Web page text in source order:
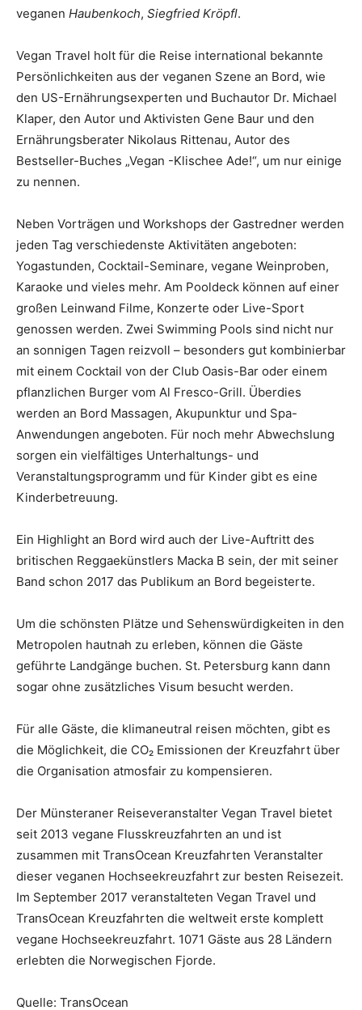
veganen Haubenkoch, Siegfried Kröpfl.
Vegan Travel holt für die Reise international bekannte
Persönlichkeiten aus der veganen Szene an Bord, wie
den US-Ernährungsexperten und Buchautor Dr. Michael
Klaper, den Autor und Aktivisten Gene Baur und den
Ernährungsberater Nikolaus Rittenau, Autor des
Bestseller-Buches „Vegan -Klischee Ade!“, um nur einige
zu nennen.
Neben Vorträgen und Workshops der Gastredner werden
jeden Tag verschiedenste Aktivitäten angeboten:
Yogastunden, Cocktail-Seminare, vegane Weinproben,
Karaoke und vieles mehr. Am Pooldeck können auf einer
großen Leinwand Filme, Konzerte oder Live-Sport
genossen werden. Zwei Swimming Pools sind nicht nur
an sonnigen Tagen reizvoll – besonders gut kombinierbar
mit einem Cocktail von der Club Oasis-Bar oder einem
pflanzlichen Burger vom Al Fresco-Grill. Überdies
werden an Bord Massagen, Akupunktur und Spa-
Anwendungen angeboten. Für noch mehr Abwechslung
sorgen ein vielfältiges Unterhaltungs- und
Veranstaltungsprogramm und für Kinder gibt es eine
Kinderbetreuung.
Ein Highlight an Bord wird auch der Live-Auftritt des
britischen Reggaekünstlers Macka B sein, der mit seiner
Band schon 2017 das Publikum an Bord begeisterte.
Um die schönsten Plätze und Sehenswürdigkeiten in den
Metropolen hautnah zu erleben, können die Gäste
geführte Landgänge buchen. St. Petersburg kann dann
sogar ohne zusätzliches Visum besucht werden.
Für alle Gäste, die klimaneutral reisen möchten, gibt es
die Möglichkeit, die CO₂ Emissionen der Kreuzfahrt über
die Organisation atmosfair zu kompensieren.
Der Münsteraner Reiseveranstalter Vegan Travel bietet
seit 2013 vegane Flusskreuzfahrten an und ist
zusammen mit TransOcean Kreuzfahrten Veranstalter
dieser veganen Hochseekreuzfahrt zur besten Reisezeit.
Im September 2017 veranstalteten Vegan Travel und
TransOcean Kreuzfahrten die weltweit erste komplett
vegane Hochseekreuzfahrt. 1071 Gäste aus 28 Ländern
erlebten die Norwegischen Fjorde.
Quelle: TransOcean